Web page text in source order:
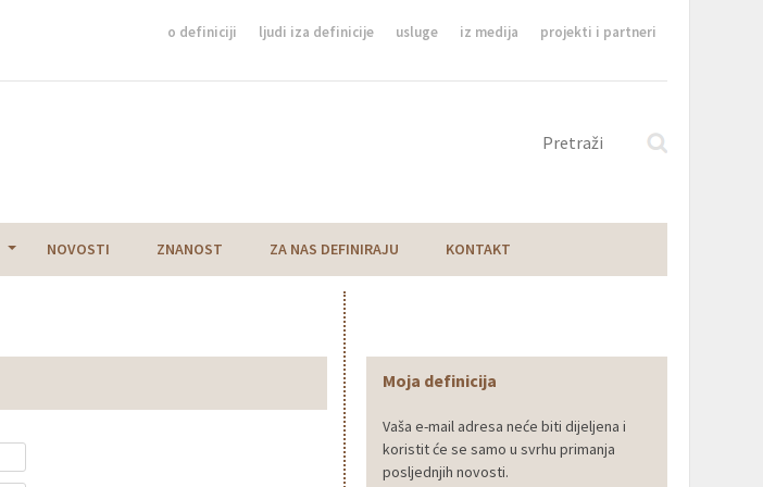
o definiciji ljudi iza definicije usluge iz medija projekti i partneri
NOVOSTI ZNANOST ZA NAS DEFINIRAJU KONTAKT
Moja definicija
Vaša e-mail adresa neće biti dijeljena i
koristit će se samo u svrhu primanja
posljednjih novosti.